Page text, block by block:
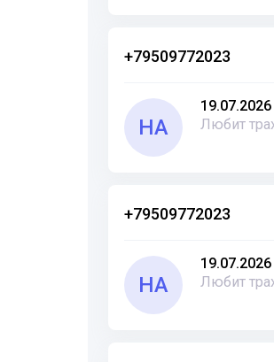
+79509772023
НА
19.07.2026
Любит
+79509772023
НА
19.07.2026
Любит